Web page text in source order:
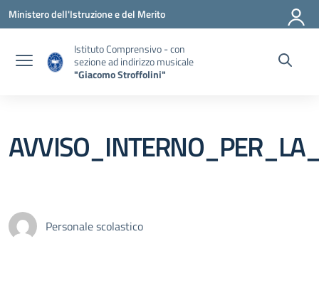
Vai ai contenuti
Vai al menu di navigazione
Vai al footer
Ministero dell'Istruzione e del Merito
Istituto Comprensivo - con
sezione ad indirizzo musicale
"Giacomo Stroffolini"
Personale scolastico